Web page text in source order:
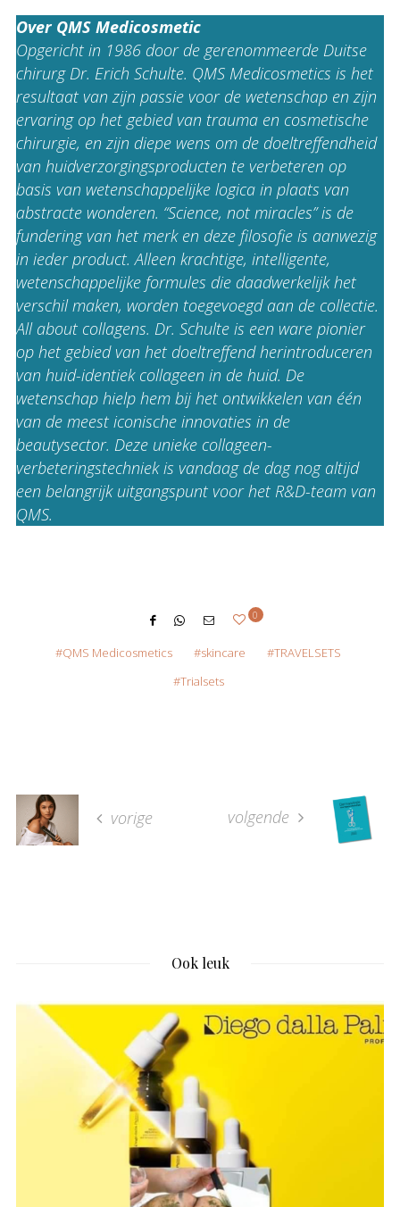
Over QMS Medicosmetic
Opgericht in 1986 door de gerenommeerde Duitse
chirurg Dr. Erich Schulte. QMS Medicosmetics is het
resultaat van zijn passie voor de wetenschap en zijn
ervaring op het gebied van trauma en cosmetische
chirurgie, en zijn diepe wens om de doeltreffendheid
van huidverzorgingsproducten te verbeteren op
basis van wetenschappelijke logica in plaats van
abstracte wonderen. “Science, not miracles” is de
fundering van het merk en deze filosofie is aanwezig
in ieder product. Alleen krachtige, intelligente,
wetenschappelijke formules die daadwerkelijk het
verschil maken, worden toegevoegd aan de collectie.
All about collagens. Dr. Schulte is een ware pionier
op het gebied van het doeltreffend herintroduceren
van huid-identiek collageen in de huid. De
wetenschap hielp hem bij het ontwikkelen van één
van de meest iconische innovaties in de
beautysector. Deze unieke collageen-
verbeteringstechniek is vandaag de dag nog altijd
een belangrijk uitgangspunt voor het R&D-team van
QMS.
0
QMS Medicosmetics skincare
TRAVELSETS
Trialsets
vorige volgende
Ook leuk